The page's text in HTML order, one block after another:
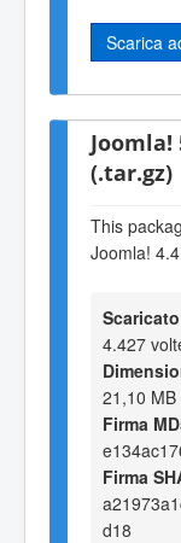
Scarica
Joomla!
(.tar.gz)
This
Joomla!
Scaricato
4.427
21,10 MB
Firma
Firma
d18